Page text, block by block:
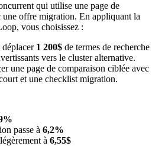
qui utilise une page de
une offre migration. En appliquant la
vous choisissez :
déplacer 1 200$ de termes de recherche
vers le cluster alternative.
une page de comparaison ciblée avec
et une checklist migration.
passe à 6,2%
à 6,55$